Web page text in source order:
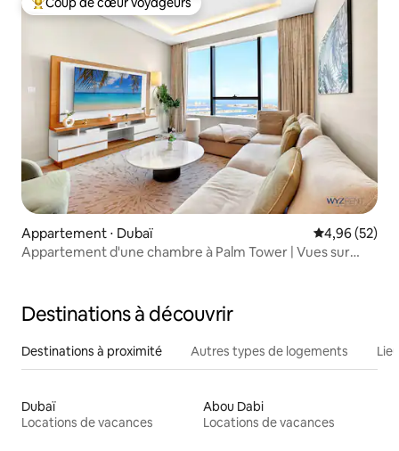
Coups de cœur voyageurs les plus appréciés
Appartement ⋅ Dubaï Évaluation
4,96 (52)
Appartement d'une chambre à Palm Tower | Vues sur
Destinations à découvrir
Destinations à proximité Autres types de logements
Dubaï
Locations de vacances
Abou Dabi
Locations de vacances